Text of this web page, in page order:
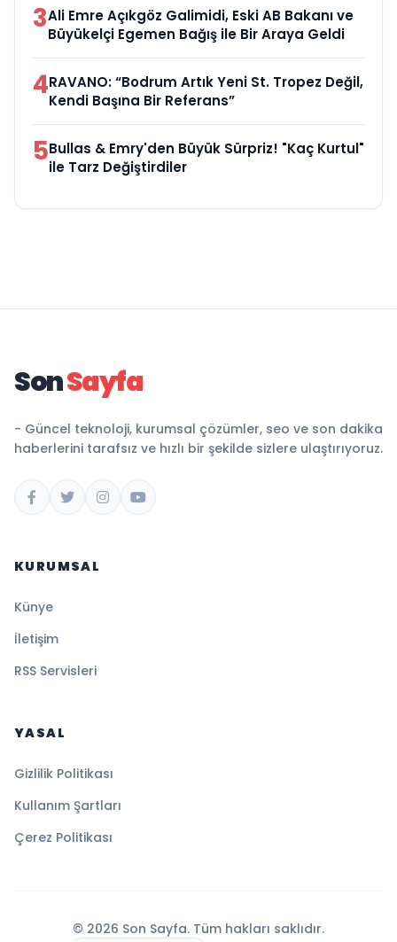
3Ali Emre Açıkgöz Galimidi, Eski AB Bakanı ve
Büyükelçi Egemen Bağış ile Bir Araya Geldi
4RAVANO: “Bodrum Artık Yeni St. Tropez Değil,
Kendi Başına Bir Referans”
5Bullas & Emry'den Büyük Sürpriz! "Kaç Kurtul"
ile Tarz Değiştirdiler
SonSayfa
- Güncel teknoloji, kurumsal çözümler, seo ve son dakika
haberlerini tarafsız ve hızlı bir şekilde sizlere ulaştırıyoruz.
KURUMSAL
Künye
İletişim
RSS Servisleri
YASAL
Gizlilik Politikası
Kullanım Şartları
Çerez Politikası
© 2026 Son Sayfa. Tüm hakları saklıdır.